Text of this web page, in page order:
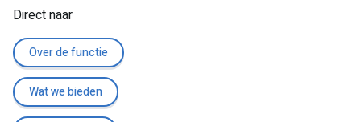
Direct naar
Over de functie
Wat we bieden